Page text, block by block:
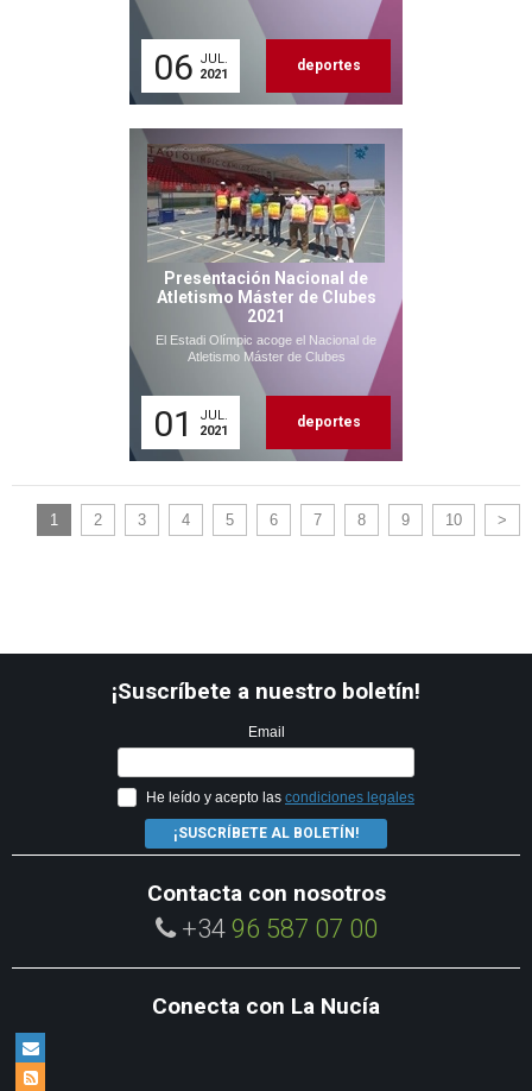
06 JUL.
2021
deportes
Presentación Nacional de
Atletismo Máster de Clubes
2021
El Estadi Olímpic acoge el Nacional de
Atletismo Máster de Clubes
01
JUL.
2021
deportes
1 2 3 4 5 6 7 8 9 10 >
¡Suscríbete a nuestro boletín!
Email
He leído y acepto las condiciones legales
¡SUSCRÍBETE AL BOLETÍN!
Contacta con nosotros
+34 96 587 07 00
Conecta con La Nucía